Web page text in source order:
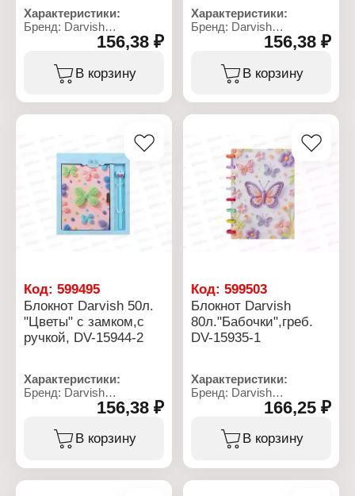
Характеристики:
Бренд: Darvish
Артикул: DV-15942-3
Тип товара: Блокнот
Дизайн: "Собачка с
бантом"
Количество листов: 50 л
переплет
Линовка: клетка
Материал блока: офсет
Материал обложки:
Цвет чернил: синий
156,38 ₽
В корзину
Характеристики:
Бренд: Darvish
Артикул: DV-15942-4
Тип товара: Блокнот
Дизайн: "Собачка с
цветами"
Количество листов: 50 л
Тип скрепления:
переплет
Линовка: клетка
Материал блока: офсет
Материал обложки:
картон
Цвет чернил: синий
Упаковка: в коробке
156,38 ₽
В корзину
Код: 599495
Блокнот Darvish 50л.
"Цветы" с замком,с
ручкой, DV-15944-2
Характеристики:
Бренд: Darvish
Артикул: DV-15944-2
Тип товара: Блокнот
Дизайн: "Цветы"
Конструкция: с замком
156,38 ₽
В корзину
Код:599503
Блокнот Darvish
80л."Бабочки",греб.
DV-15935-1
Характеристики:
Бренд: Darvish
Артикул: DV-15935-1
Тип товара: Блокнот
Дизайн: "Бабочки"
Размер: 15,5х21 см
166,25 ₽
В корзину